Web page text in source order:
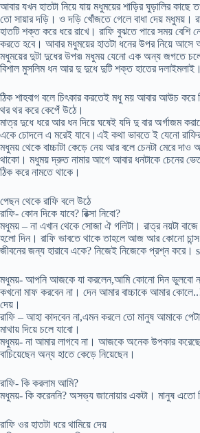
আবার যখন হাতটা নিয়ে যায় মধুময়ের শাড়ির ঘুড়ালির
তো সায়ার দড়ি। ও দড়ি খোঁজতে গেলে বাধা দেয় মধুময়।
হাতটি শক্ত করে ধরে রাখে। রাফি বুঝতে পারে সময়
করতে হবে। আবার মধুময়ের হাতটা ধনের উপর নিয়ে আসে
মধুময়ের দুটা দুধের উপর৷ মধুময় যেনো এক অন্য জগতে
বিশাল মুসলিম ধন আর দু দুধে দুটি শক্ত হাতের
ঠিক শাহবাগ বলে চিৎকার করতেই মধু ময় আবার আউচ করে
থর থর করে কেপেঁ উঠে।
মাত্র দুধে ধরে আর ধন দিয়ে ঘষেই যদি দু বার অর্গাজম
একে চোদলে এ মরেই যাবে।এই কথা ভাবতে ই যেনো
মধুময় থেকে বাচ্চাটা কেড়ে নেয় আর বলে চেনটা মেরে
থাকো। মধুময় দ্রুত নামার আগে আবার ধনটাকে চেনের
ঠিক করে নামতে থাকে।
পেছন থেকে রাফি বলে উঠে
রাফি- কোন দিকে যাবে? রিক্সা নিবো?
মধুময় – না এখান থেকে সোজা ঐ গলিটা। রাত্র নয়টা
হলো দিন। রাফি ভাবতে থাকে তাহলে আজ আর কোনো চান্স
জীবনের জন্য হারাবে একে? নিজেই নিজেকে প্রশ্ন
মধুময়- আপনি আজকে যা করলেন,আমি কোনো দিন ভুলবো
কখনো মাফ করবেন না। দেন আমার বাচ্চাকে আমার
দেয়।
রাফি – আহা কাদবেন না,এমন করলে তো মানুষ আমাকে
মাথায় দিয়ে চলে যাবো।
মধুময়- না আমার লাগবে না। আজকে অনেক উপকার
বাচিয়েছেন অন্য হাতে কেড়ে নিয়েছেন।
রাফি- কি করলাম আমি?
মধুময়- কি করেননি? অসভ্য জানোয়ার একটা। মানুষ এতো
রাফি ওর হাতটা ধরে থামিয়ে দেয়